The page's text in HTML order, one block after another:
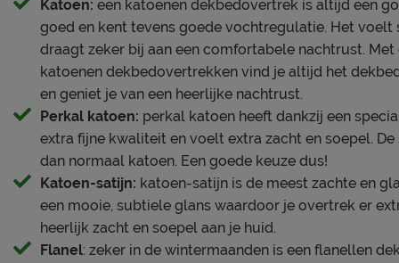
Katoen: een katoenen dekbedovertrek is altijd een
goed en kent tevens goede vochtregulatie. Het voelt
draagt zeker bij aan een comfortabele nachtrust.
katoenen dekbedovertrekken vind je altijd het
en geniet je van een heerlijke nachtrust.
Perkal katoen: perkal katoen heeft dankzij een
extra fijne kwaliteit en voelt extra zacht en soepel.
dan normaal katoen. Een goede keuze dus!
Katoen-satijn: katoen-satijn is de meest zachte en
een mooie, subtiele glans waardoor je overtrek er
heerlijk zacht en soepel aan je huid.
Flanel: zeker in de wintermaanden is een flanellen